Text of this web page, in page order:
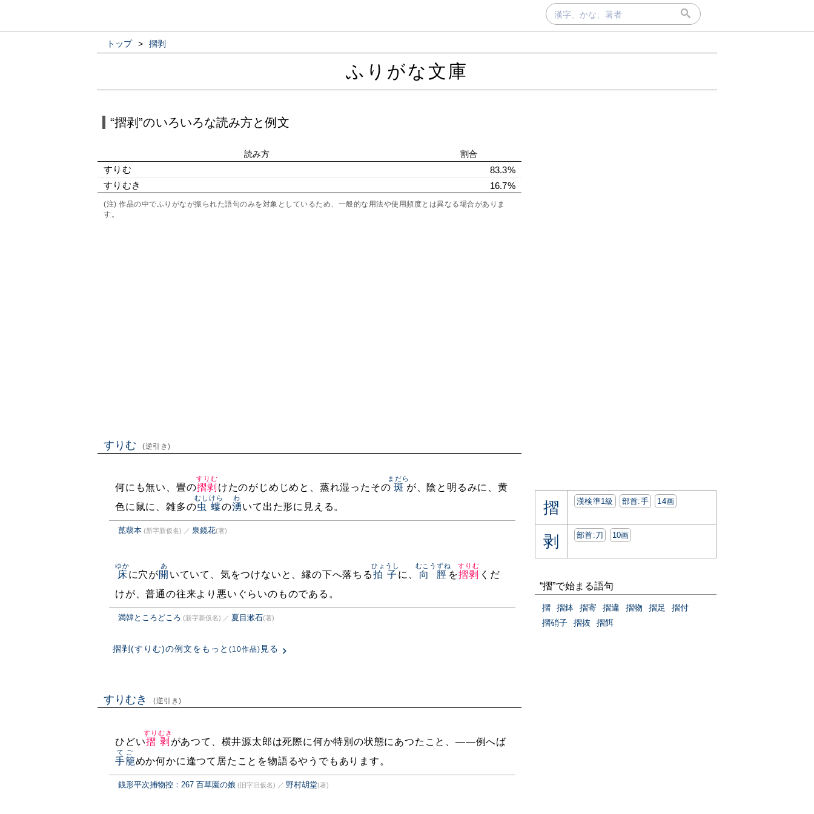
トップ > 摺剥
ふりがな文庫
“摺剥”のいろいろな読み方と例文
読み方 割合
すりむ
83.3%
すりむき
16.7%
(注) 作品の中でふりがなが振られた語句のみを対象としているため、一般的な用法や使用頻度とは異なる場合がありま
す。
すりむ (逆引き)
何にも無い、畳の摺剥
すりむ
けたのがじめじめと、蒸れ湿ったその 斑
まだら
が、陰と明るみに、黄
色に鼠に、雑多の虫螻
むしけら
の湧
わ
いて出た形に見える。
菎蒻本 (新字新仮名) ／ 泉鏡花(著)
床
ゆか
に穴が開
あ
いていて、気をつけないと、縁の下へ落ちる拍子
ひょうし
に、 向脛
むこうずね
を摺剥
すりむ
くだ
けが、普通の往来より悪いぐらいのものである。
満韓ところどころ (新字新仮名) ／ 夏目漱石(著)
摺剥(すりむ)の例文をもっと (10作品) 見る
すりむき (逆引き)
ひどい摺剥
すりむき
があつて、横井源太郎は死際に何か特別の状態にあつたこと、——例へば
手籠
てご
めか何かに逢つて居たことを物語るやうでもあります。
銭形平次捕物控：267 百草園の娘 (旧字旧仮名) ／ 野村胡堂(著)
摺 漢検準1級 部首:⼿ 14画
剥 部首:⼑ 10画
“摺”で始まる語句
摺 摺鉢 摺寄 摺違 摺物 摺足
摺付
摺硝子
摺抜 摺餌